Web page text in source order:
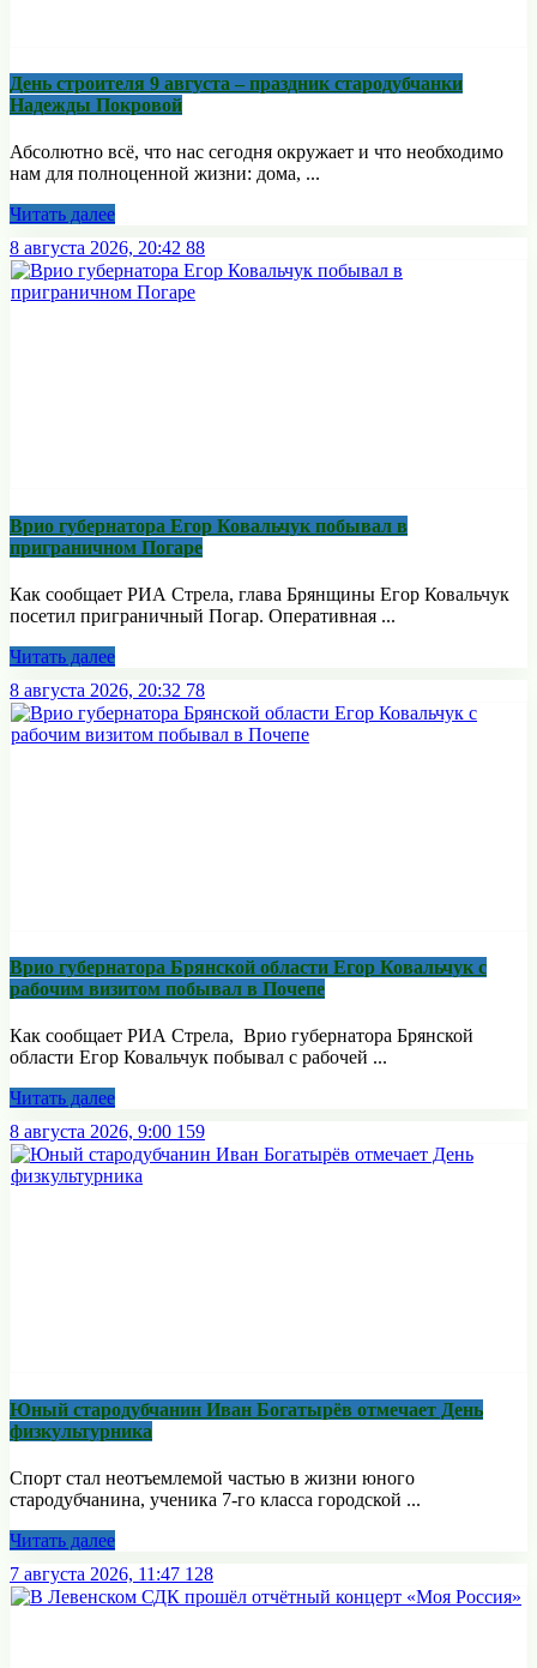
День строителя 9 августа – праздник стародубчанки
Надежды Покровой
Абсолютно всё, что нас сегодня окружает и что необходимо
нам для полноценной жизни: дома, ...
Читать далее
8 августа 2026, 20:42 88
Врио губернатора Егор Ковальчук побывал в
приграничном Погаре
Как сообщает РИА Стрела, глава Брянщины Егор Ковальчук
посетил приграничный Погар. Оперативная ...
Читать далее
8 августа 2026, 20:32 78
Врио губернатора Брянской области Егор Ковальчук с
рабочим визитом побывал в Почепе
Как сообщает РИА Стрела, Врио губернатора Брянской
области Егор Ковальчук побывал с рабочей ...
Читать далее
8 августа 2026, 9:00 159
Юный стародубчанин Иван Богатырёв отмечает День
физкультурника
Спорт стал неотъемлемой частью в жизни юного
стародубчанина, ученика 7-го класса городской ...
Читать далее
7 августа 2026, 11:47 128